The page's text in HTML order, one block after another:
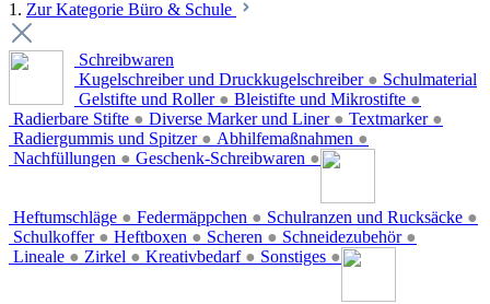
1. Zur Kategorie Büro & Schule
Schreibwaren
Kugelschreiber und Druckkugelschreiber ●
Gelstifte und Roller ● Bleistifte und Mikrostifte ●
Radierbare Stifte ● Diverse Marker und Liner ● Textmarker ●
Radiergummis und Spitzer ● Abhilfemaßnahmen ●
Nachfüllungen ● Geschenk-Schreibwaren ●
Schulmaterial
Heftumschläge ● Federmäppchen ● Schulranzen und Rucksäcke ●
Schulkoffer ● Heftboxen ● Scheren ● Schneidezubehör ●
Lineale ● Zirkel ● Kreativbedarf ● Sonstiges ●